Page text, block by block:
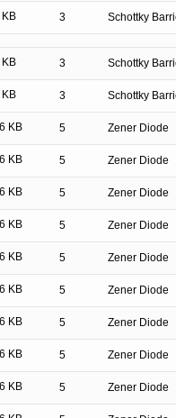
3 Schottky
3 Schottky
3 Schottky
KB 5 Zener Diode
KB 5 Zener Diode
KB 5 Zener Diode
KB 5 Zener Diode
KB 5 Zener Diode
KB 5 Zener Diode
KB 5 Zener Diode
KB 5 Zener Diode
KB 5 Zener Diode